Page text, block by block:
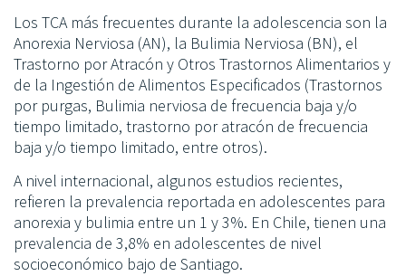
Los TCA más frecuentes durante la adolescencia son la
Anorexia Nerviosa (AN), la Bulimia Nerviosa (BN), el
Trastorno por Atracón y Otros Trastornos Alimentarios y
de la Ingestión de Alimentos Especificados (Trastornos
por purgas, Bulimia nerviosa de frecuencia baja y/o
tiempo limitado, trastorno por atracón de frecuencia
baja y/o tiempo limitado, entre otros).
A nivel internacional, algunos estudios recientes,
refieren la prevalencia reportada en adolescentes para
anorexia y bulimia entre un 1 y 3%. En Chile, tienen una
prevalencia de 3,8% en adolescentes de nivel
socioeconómico bajo de Santiago.